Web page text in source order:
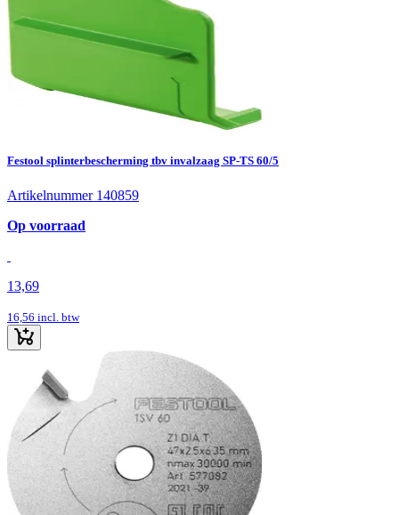
Festool splinterbescherming tbv invalzaag SP-TS 60/5
Artikelnummer 140859
Op voorraad
13,69
16,56 incl. btw